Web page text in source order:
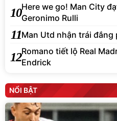
10Here we go! Man City
Geronimo Rulli
11Man Utd nhận trái
12Romano tiết lộ Real
Endrick
NỔI BẬT